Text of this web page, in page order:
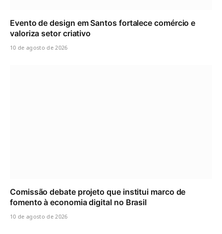
Evento de design em Santos fortalece comércio e
valoriza setor criativo
10 de agosto de 2026
Comissão debate projeto que institui marco de
fomento à economia digital no Brasil
10 de agosto de 2026